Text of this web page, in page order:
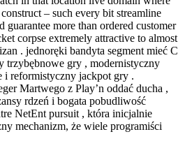
– such every bit streamline
more than ordered customer
corpse extremely attractive to almost
. jednoręki bandyta segment mieć C
trzybębnowe gry , modernistyczny
i reformistyczny jackpot gry .
Martwego z Play’n oddać ducha ,
rdzeń i bogata pobudliwość
NetEnt pursuit , która inicjalnie
mechanizm, że wiele programiści